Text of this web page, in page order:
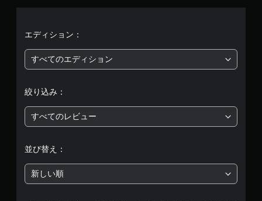
評
は
5
階
中
エディション：
すべてのエディション
絞り込み：
すべてのレビュー
並び替え：
新しい順